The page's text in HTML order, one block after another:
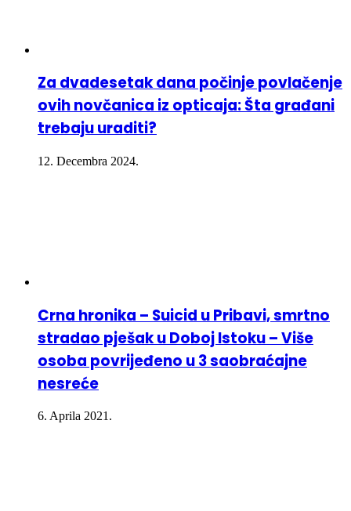
Za dvadesetak dana počinje povlačenje
ovih novčanica iz opticaja: Šta građani
trebaju uraditi?
12. Decembra 2024.
Crna hronika – Suicid u Pribavi, smrtno
stradao pješak u Doboj Istoku – Više
osoba povrijeđeno u 3 saobraćajne
nesreće
6. Aprila 2021.